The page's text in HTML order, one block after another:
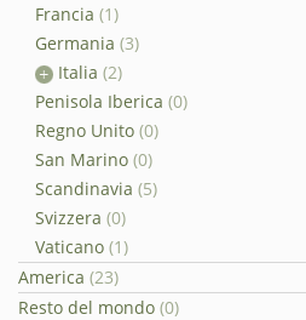
Francia (1)
Germania (3)
Italia (2)
Penisola Iberica (0)
Regno Unito (0)
San Marino (0)
Scandinavia (5)
Svizzera (0)
Vaticano (1)
America (23)
Resto del mondo (0)